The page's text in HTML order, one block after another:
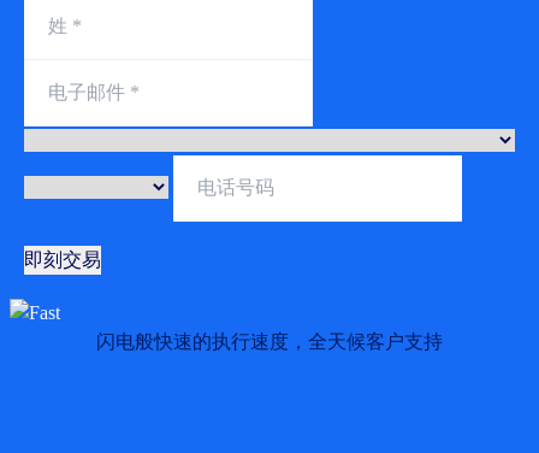
即刻交易
闪电般快速的执行速度，全天候客户支持